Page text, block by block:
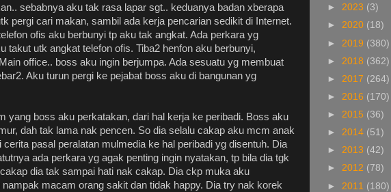
sebabnya aku tak rasa lapar sgt.. keduanya badan xberapa
pergi cari makan, sambil ada kerja pencarian sedikit di Internet.
ofis aku berbunyi tp aku tak angkat. Ada perkara yg
takut utk angkat telefon ofis. Tiba2 henfon aku berbunyi,
office.. boss aku ingin berjumpa. Ada sesuatu yg membuat
Aku turun pergi ke pejabat boss aku di bangunan yg
yang boss aku perkatakan, dari hal kerja ke peribadi. Boss aku
dah tak lama nak pencen. So dia selalu cakap aku mcm anak
cerita pasal peralatan mulmedia ke hal peribadi yg disentuh. Dia
ada perkara yg agak penting ingin nyatakan, tp bila dia tgk
dia tak sampai hati nak cakap. Dia ckp muka aku
macam orang sakit dan tidak happy. Dia try nak korek
► 2023 (3)
► 2020 (18)
► 2019 (380)
► 2018 (362)
► 2017 (264)
► 2016 (170)
► 2015 (36)
► 2014 (51)
► 2013 (42)
► 2012 (78)
► 2011 (180)